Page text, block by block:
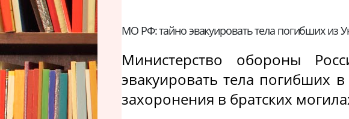
МО РФ: тайно эвакуировать тела погибших из
Министерство обороны
эвакуировать тела погибших
захоронения в братских